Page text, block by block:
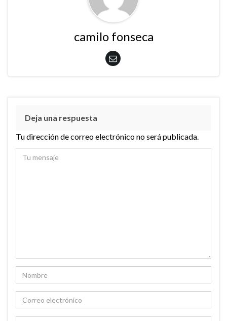
camilo fonseca
Deja una respuesta
Tu dirección de correo electrónico no será publicada.